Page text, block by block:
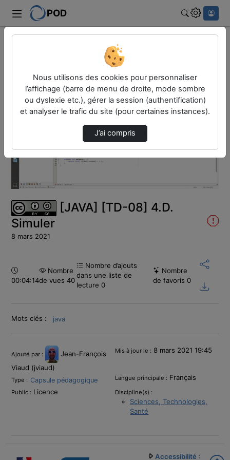
POD
[JAVA] [TD-08] 4.D. Simuler
Lire
[JAVA] [TD-08] 4.D.
Simuler
8 mars 2021
Durée :
00:04:14
Nombre
de vues 40
Nombre d’ajouts
dans une liste de
lecture 0
Nombre
de favoris 0
Mots clés : java
Informations
Ajouté par :
Jean-François
Viaud (jviaud)
Mis à jour le : 8 mars 2021 19:45
Type : Capsule pédagogique Langue principale : Français
Public : Licence Discipline(s) :
Sciences, Technologies,
Santé
Accessibilité :
Nous utilisons des cookies pour personnaliser
l’affichage (barre de menu de droite, mode sombre
ou dyslexie etc.), gérer la session (authentification)
et analyser le trafic du site (pour certaines instances).
J’ai compris